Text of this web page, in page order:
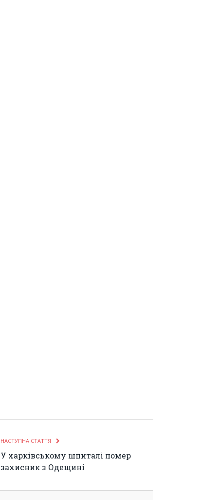
НАСТУПНА СТАТТЯ
У харківському шпиталі помер
захисник з Одещині